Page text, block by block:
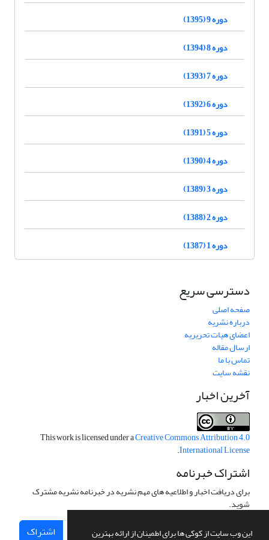
این وب سایت از کوکی ها برای اطمینان از ارائه بهترین
دوره 9 (1395)
دوره 8 (1394)
دوره 7 (1393)
دوره 6 (1392)
دوره 5 (1391)
دوره 4 (1390)
دوره 3 (1389)
دوره 2 (1388)
دوره 1 (1387)
دسترسی سریع
صفحه اصلی
درباره نشریه
اعضای هیات تحریریه
ارسال مقاله
تماس با ما
نقشه سایت
آخرین اخبار
This work is licensed under aCreative Commons Attribution 4.0
International License
.
اشتراک خبرنامه
برای دریافت اخبار و اطلاعیه های مهم نشریه در خبرنامه نشریه مشترک
شوید.
اشتراک